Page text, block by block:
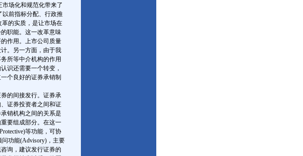
场化和规范化带来了
以前指标分配、行政推
的实质，是让市场在
职能。这一改革意味
作用。上市公司质量
。另一方面，由于我
所等中介机构的作用
识还需要一个转变，
个良好的证券承销制
的间接发行。证券承
证券投资者之间和证
销机构之间的关系是
要组成部分。在这一
等功能，可协
功能(Advisory)，主要
询，建议发行证券的